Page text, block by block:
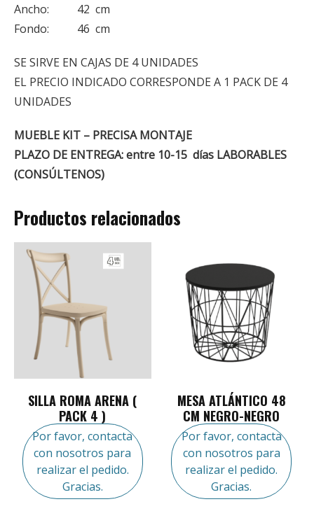
Ancho: 42 cm
Fondo: 46 cm
SE SIRVE EN CAJAS DE 4 UNIDADES
EL PRECIO INDICADO CORRESPONDE A 1 PACK DE 4
UNIDADES
MUEBLE KIT – PRECISA MONTAJE
PLAZO DE ENTREGA: entre 10-15 días LABORABLES
(CONSÚLTENOS)
Productos relacionados
SILLA ROMA ARENA (
PACK 4 )
Por favor, contacta
con nosotros para
realizar el pedido.
Gracias.
MESA ATLÁNTICO 48
CM NEGRO-NEGRO
Por favor, contacta
con nosotros para
realizar el pedido.
Gracias.